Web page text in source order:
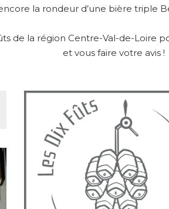
la rondeur d’une bière triple
de la région Centre-Val-de-Loire
et vous faire votre avis !